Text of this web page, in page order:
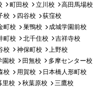
町田校 立川校
高田馬場校
校 四谷校
荻窪校
町校 巣鴨校
成城学園前校
町校 北千住校
吉祥寺校
校 神保町校
上野校
園校 田無校
多摩センター校
校 用賀校
日本橋人形町校
里校 秋葉原校
三鷹校